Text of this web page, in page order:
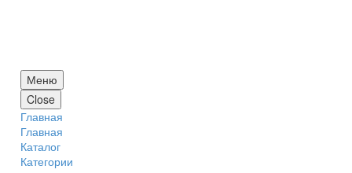
Меню
Close
Главная
Главная
Каталог
Категории